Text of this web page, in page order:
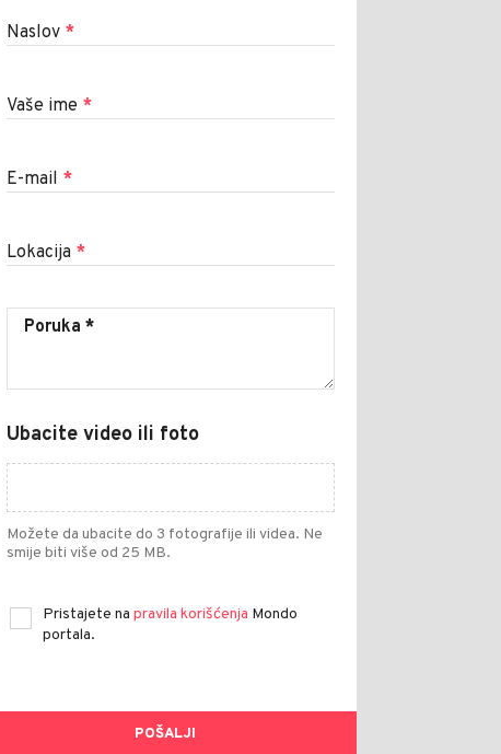
Naslov *
Vaše ime *
E-mail *
Lokacija *
Ubacite video ili foto
Možete da ubacite do 3 fotografije ili videa. Ne
smije biti više od 25 MB.
Pristajete na pravila korišćenja Mondo
portala.
POŠALJI